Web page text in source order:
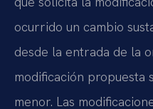
ocurrido un cambio
desde la entrada de la
modificación
menor. Las